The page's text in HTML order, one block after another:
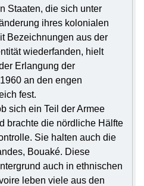
Staaten, die sich unter
ihres kolonialen
Bezeichnungen aus der
wiederfanden, hielt
Erlangung der
an den engen
fest.
sich ein Teil der Armee
brachte die nördliche Hälfte
Sie halten auch die
Bouaké. Diese
auch in ethnischen
leben viele aus den